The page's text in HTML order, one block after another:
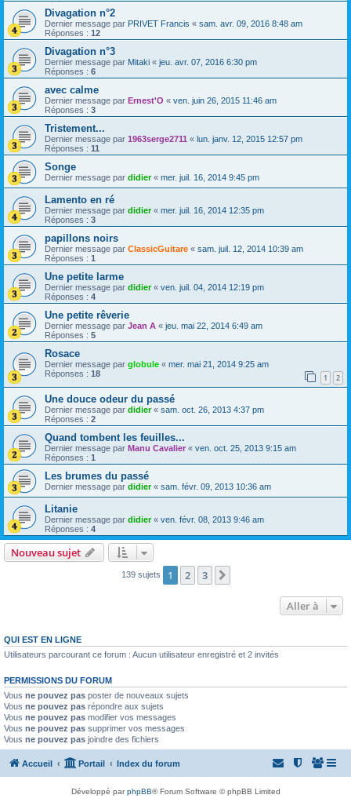
Divagation n°2
Dernier message par PRIVET Francis « sam. avr. 09, 2016 8:48 am
Réponses : 12
Divagation n°3
Dernier message par Mitaki « jeu. avr. 07, 2016 6:30 pm
Réponses : 6
avec calme
Dernier message par Ernest'O « ven. juin 26, 2015 11:46 am
Réponses : 3
Tristement...
Dernier message par 1963serge2711 « lun. janv. 12, 2015 12:57 pm
Réponses : 11
Songe
Dernier message par didier« mer. juil. 16, 2014 9:45 pm
Lamento en ré
Dernier message par didier« mer. juil. 16, 2014 12:35 pm
Réponses : 3
papillons noirs
Dernier message par ClassicGuitare « sam. juil. 12, 2014 10:39 am
Réponses : 1
Une petite larme
Dernier message par didier« ven. juil. 04, 2014 12:19 pm
Réponses : 4
Une petite rêverie
Dernier message par Jean A « jeu. mai 22, 2014 6:49 am
Réponses : 5
Rosace
Dernier message par globule « mer. mai 21, 2014 9:25 am
Réponses : 18 1 2
Une douce odeur du passé
Dernier message par didier« sam. oct. 26, 2013 4:37 pm
Réponses : 2
Quand tombent les feuilles...
Dernier message par Manu Cavalier « ven. oct. 25, 2013 9:15 am
Réponses : 1
Les brumes du passé
Dernier message par didier« sam. févr. 09, 2013 10:36 am
Litanie
Dernier message par didier« ven. févr. 08, 2013 9:46 am
Réponses : 4
Nouveau sujet
139 sujets 1 2 3
Aller à
QUI EST EN LIGNE
Utilisateurs parcourant ce forum : Aucun utilisateur enregistré et 2 invités
PERMISSIONS DU FORUM
Vous ne pouvez pas poster de nouveaux sujets
Vous ne pouvez pas répondre aux sujets
Vous ne pouvez pas modifier vos messages
Vous ne pouvez pas supprimer vos messages
Vous ne pouvez pas joindre des fichiers
Accueil Portail Index du forum
Développé parphpBB® Forum Software © phpBB Limited